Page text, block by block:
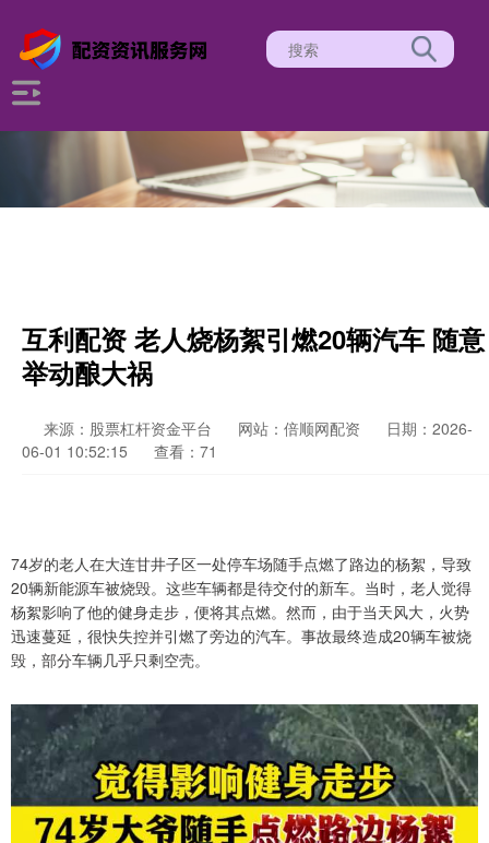
互利配资 老人烧杨絮引燃20辆汽车 随意
举动酿大祸
来源：股票杠杆资金平台 网站：倍顺网配资
日期：2026-
06-01 10:52:15
查看：71
74岁的老人在大连甘井子区一处停车场随手点燃了路边的杨絮，导致
20辆新能源车被烧毁。这些车辆都是待交付的新车。当时，老人觉得
杨絮影响了他的健身走步，便将其点燃。然而，由于当天风大，火势
迅速蔓延，很快失控并引燃了旁边的汽车。事故最终造成20辆车被烧
毁，部分车辆几乎只剩空壳。